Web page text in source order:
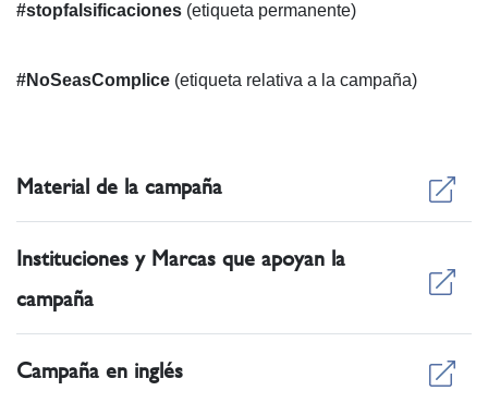
#stopfalsificaciones (etiqueta permanente)
#NoSeasComplice (etiqueta relativa a la campaña)
Material de la campaña
Instituciones y Marcas que apoyan la
campaña
Campaña en inglés